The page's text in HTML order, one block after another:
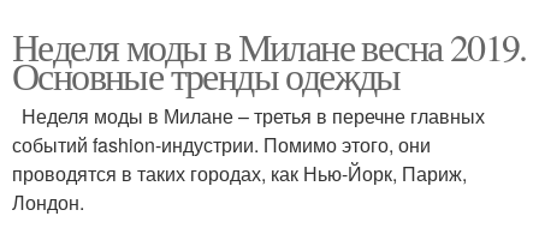
Неделя моды в Милане весна 2019.
Основные тренды одежды
Неделя моды в Милане – третья в перечне главных
событий fashion-индустрии. Помимо этого, они
проводятся в таких городах, как Нью-Йорк, Париж,
Лондон.